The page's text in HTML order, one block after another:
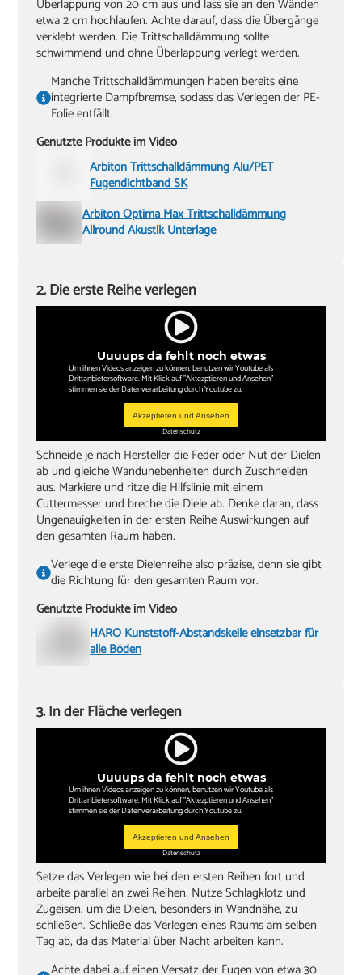
Überlappung von 20 cm aus und lass sie an den Wänden
etwa 2 cm hochlaufen. Achte darauf, dass die Übergänge
verklebt werden. Die Trittschalldämmung sollte
schwimmend und ohne Überlappung verlegt werden.
Manche Trittschalldämmungen haben bereits eine
integrierte Dampfbremse, sodass das Verlegen der PE-
Folie entfällt.
Genutzte Produkte im Video
Arbiton Trittschalldämmung Alu/PET
Fugendichtband SK
Arbiton Optima Max Trittschalldämmung
Allround Akustik Unterlage
Uuuups da fehlt noch etwas
Um ihnen Videos anzeigen zu können, benutzen wir Youtube als
Drittanbietersoftware. Mit Klick auf "Aktezptieren und Ansehen"
stimmen sie der Datenverarbeitung durch Youtube zu.
Akzeptieren und Ansehen
Datenschutz
2. Die erste Reihe verlegen
Schneide je nach Hersteller die Feder oder Nut der Dielen
ab und gleiche Wandunebenheiten durch Zuschneiden
aus. Markiere und ritze die Hilfslinie mit einem
Cuttermesser und breche die Diele ab. Denke daran, dass
Ungenauigkeiten in der ersten Reihe Auswirkungen auf
den gesamten Raum haben.
Verlege die erste Dielenreihe also präzise, denn sie gibt
die Richtung für den gesamten Raum vor.
Genutzte Produkte im Video
HARO Kunststoff-Abstandskeile einsetzbar für
alle Böden
Uuuups da fehlt noch etwas
Um ihnen Videos anzeigen zu können, benutzen wir Youtube als
Drittanbietersoftware. Mit Klick auf "Aktezptieren und Ansehen"
stimmen sie der Datenverarbeitung durch Youtube zu.
Akzeptieren und Ansehen
Datenschutz
3. In der Fläche verlegen
Setze das Verlegen wie bei den ersten Reihen fort und
arbeite parallel an zwei Reihen. Nutze Schlagklotz und
Zugeisen, um die Dielen, besonders in Wandnähe, zu
schließen. Schließe das Verlegen eines Raums am selben
Tag ab, da das Material über Nacht arbeiten kann.
Achte dabei auf einen Versatz der Fugen von etwa 30